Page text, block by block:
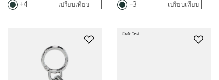
4 เปรียบเทียบ 3 เปรียบเทียบ
สินค้าใหม่